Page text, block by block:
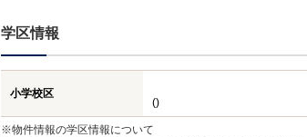
学区情報
小学校区
()
※物件情報の学区情報について